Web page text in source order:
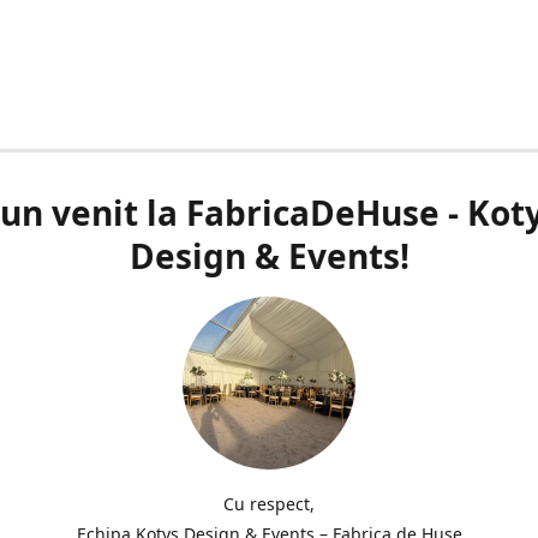
venit la FabricaDeHuse -
Design & Events!
Cu respect,